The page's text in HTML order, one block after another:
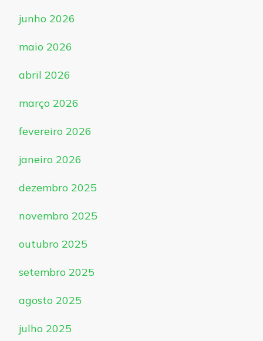
junho 2026
maio 2026
abril 2026
março 2026
fevereiro 2026
janeiro 2026
dezembro 2025
novembro 2025
outubro 2025
setembro 2025
agosto 2025
julho 2025